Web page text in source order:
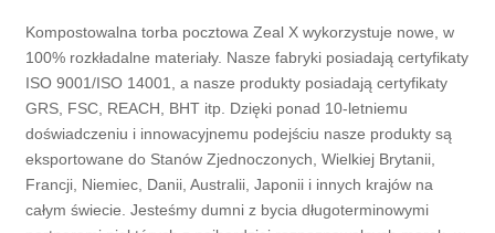
Kompostowalna torba pocztowa Zeal X wykorzystuje nowe, w
100% rozkładalne materiały. Nasze fabryki posiadają certyfikaty
ISO 9001/ISO 14001, a nasze produkty posiadają certyfikaty
GRS, FSC, REACH, BHT itp. Dzięki ponad 10-letniemu
doświadczeniu i innowacyjnemu podejściu nasze produkty są
eksportowane do Stanów Zjednoczonych, Wielkiej Brytanii,
Francji, Niemiec, Danii, Australii, Japonii i innych krajów na
całym świecie. Jesteśmy dumni z bycia długoterminowymi